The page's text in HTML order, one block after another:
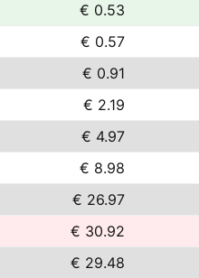
€ 0.53
€ 0.57
€ 0.91
€ 2.19
€ 4.97
€ 8.98
€ 26.97
€ 30.92
€ 29.48